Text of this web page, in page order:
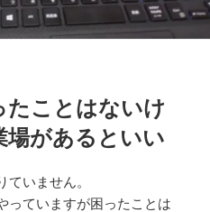
たことはないけ
場があるといい
いません。
っていますが困ったことは